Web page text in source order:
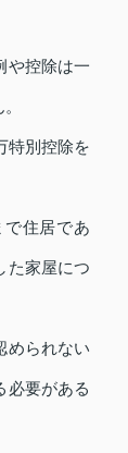
や控除は一
特別控除を
住居であ
た家屋につ
められない
必要がある